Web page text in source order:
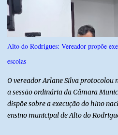
identidade da festa. Entre risos,
Quadrilha das Quengas mostrou
popular também é feita de diversão
celebrar suas raízes. ​O sucesso
da administração da Prefeita Dra.
valorização das tradições, unindo
Alto do Rodrigues: Vereador propõe
escolas
O vereador Arlane Silva protocolou
a sessão ordinária da Câmara
dispõe sobre a execução do hino
ensino municipal de Alto do